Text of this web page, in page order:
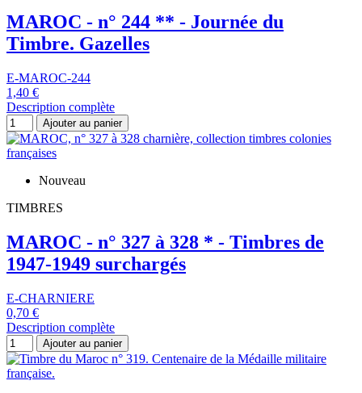
MAROC - n° 244 ** - Journée du
Timbre. Gazelles
E-MAROC-244
1,40 €
Description complète
Ajouter au panier
Nouveau
TIMBRES
MAROC - n° 327 à 328 * - Timbres de
1947-1949 surchargés
E-CHARNIERE
0,70 €
Description complète
Ajouter au panier